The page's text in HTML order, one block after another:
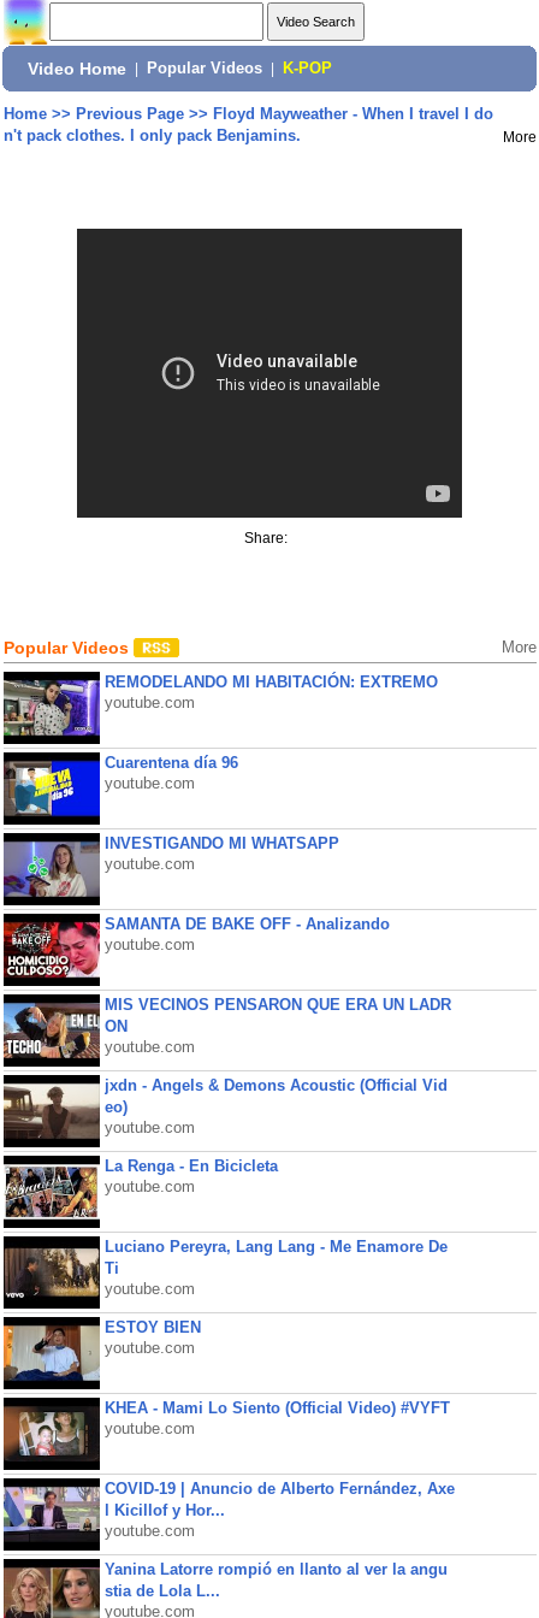
Video Home Popular Videos K-POP
Home>> Previous Page>> Floyd Mayweather - When I travel I do
n't pack clothes. I only pack Benjamins.
More
Share:
Popular Videos More
REMODELANDO MI HABITACIÓN: EXTREMO
youtube.com
Cuarentena día 96
youtube.com
INVESTIGANDO MI WHATSAPP
youtube.com
SAMANTA DE BAKE OFF - Analizando
youtube.com
MIS VECINOS PENSARON QUE ERA UN LADR
ON
youtube.com
jxdn - Angels & Demons Acoustic (Official Vid
eo)
youtube.com
La Renga - En Bicicleta
youtube.com
Luciano Pereyra, Lang Lang - Me Enamore De
Ti
youtube.com
ESTOY BIEN
youtube.com
KHEA - Mami Lo Siento (Official Video) #VYFT
youtube.com
COVID-19 | Anuncio de Alberto Fernández, Axe
l Kicillof y Hor...
youtube.com
Yanina Latorre rompió en llanto al ver la angu
stia de Lola L...
youtube.com